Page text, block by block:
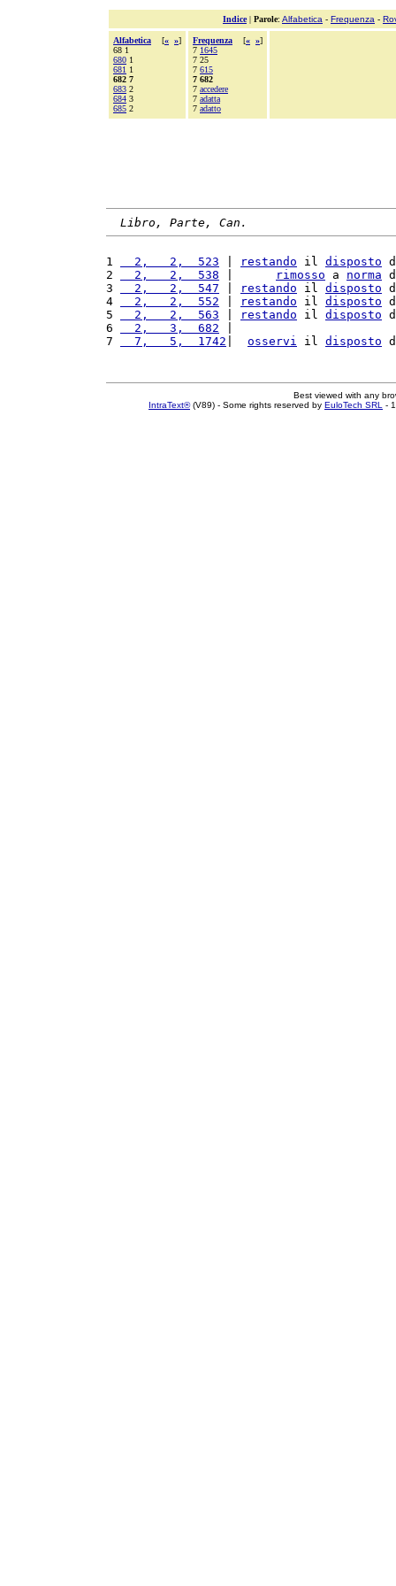
Indice| Parole: Alfabetica - Frequenza -
Alfabetica [« »]
68 1
680 1
681 1
682 7
683 2
684 3
685 2
Frequenza [« »]
7 1645
7 25
7 615
7 682
7 accedere
7 adatta
7 adatto
Libro, Parte, Can.
1
  2,   2,  523
restando il disposto
2
  2,   2,  538
rimosso a norma
3
  2,   2,  547
restando il disposto
4
  2,   2,  552
restando il disposto
5
  2,   2,  563
restando il disposto
6
  2,   3,  682
7
  7,   5,  1742
osservi il disposto
Best viewed with any
IntraText®(V89) - Some rights reserved by EuloTech SRL -